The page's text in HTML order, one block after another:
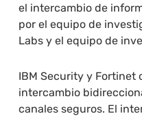
el intercambio de
por el equipo de
Labs y el equipo de
IBM Security y Fortinet
intercambio
canales seguros. El